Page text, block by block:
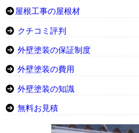
屋根工事の屋根材
クチコミ評判
外壁塗装の保証制度
外壁塗装の費用
外壁塗装の知識
無料お見積